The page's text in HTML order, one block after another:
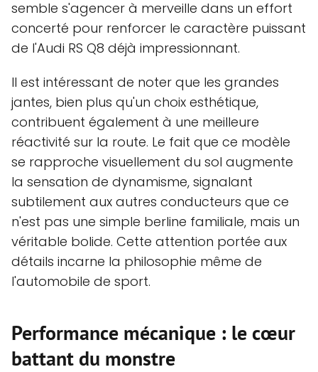
semble s'agencer à merveille dans un effort
concerté pour renforcer le caractère puissant
de l'Audi RS Q8 déjà impressionnant.
Il est intéressant de noter que les grandes
jantes, bien plus qu'un choix esthétique,
contribuent également à une meilleure
réactivité sur la route. Le fait que ce modèle
se rapproche visuellement du sol augmente
la sensation de dynamisme, signalant
subtilement aux autres conducteurs que ce
n'est pas une simple berline familiale, mais un
véritable bolide. Cette attention portée aux
détails incarne la philosophie même de
l'automobile de sport.
Performance mécanique : le cœur
battant du monstre